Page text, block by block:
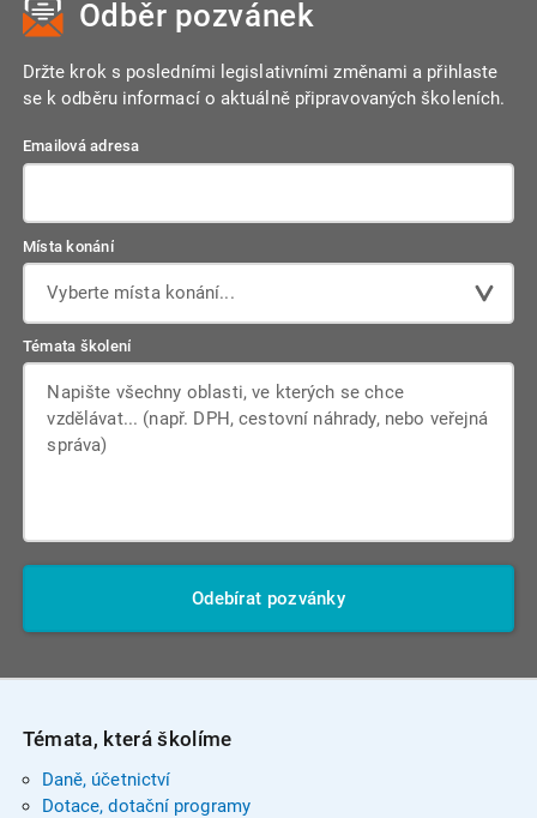
reagovat na rozhodnutí exekutora od měsíce následujícího
po doručení.
Odběr pozvánek
Držte krok s posledními legislativními změnami a přihlaste
se k odběru informací o aktuálně připravovaných školeních.
Emailová adresa
Místa konání
Vyberte místa konání...
Témata školení
Odebírat pozvánky
Témata, která školíme
Daně, účetnictví
Dotace, dotační programy